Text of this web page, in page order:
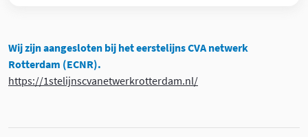
Wij zijn aangesloten bij het eerstelijns CVA netwerk
Rotterdam (ECNR).
https://1stelijnscvanetwerkrotterdam.nl/